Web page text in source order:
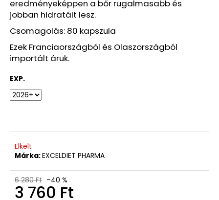
eredményeképpen a bőr rugalmasabb és
jobban hidratált lesz.
Csomagolás: 80 kapszula
Ezek Franciaországból és Olaszországból
importált áruk.
EXP.
Elkelt
Márka:EXCELDIET PHARMA
6 280 Ft –40 %
3 760 Ft